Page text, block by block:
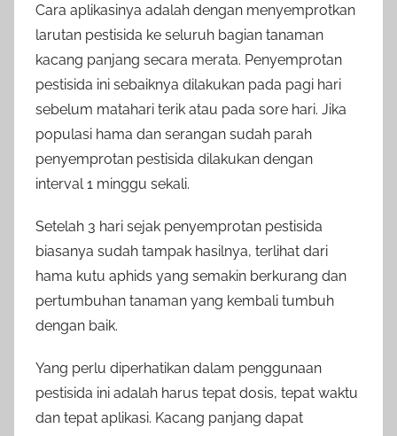
Cara aplikasinya adalah dengan menyemprotkan
larutan pestisida ke seluruh bagian tanaman
kacang panjang secara merata. Penyemprotan
pestisida ini sebaiknya dilakukan pada pagi hari
sebelum matahari terik atau pada sore hari. Jika
populasi hama dan serangan sudah parah
penyemprotan pestisida dilakukan dengan
interval 1 minggu sekali.
Setelah 3 hari sejak penyemprotan pestisida
biasanya sudah tampak hasilnya, terlihat dari
hama kutu aphids yang semakin berkurang dan
pertumbuhan tanaman yang kembali tumbuh
dengan baik.
Yang perlu diperhatikan dalam penggunaan
pestisida ini adalah harus tepat dosis, tepat waktu
dan tepat aplikasi. Kacang panjang dapat